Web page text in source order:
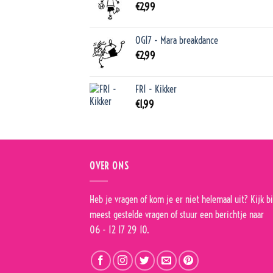
€2,99
OG17 - Mara breakdance
€2,99
FR1 - Kikker
€1,99
OVER ONS
Heb je vragen of kom je er niet helemaal uit? Kijk
meest gestelde vragen of stuur een berichtje naar
06 - 12 17 29 10.